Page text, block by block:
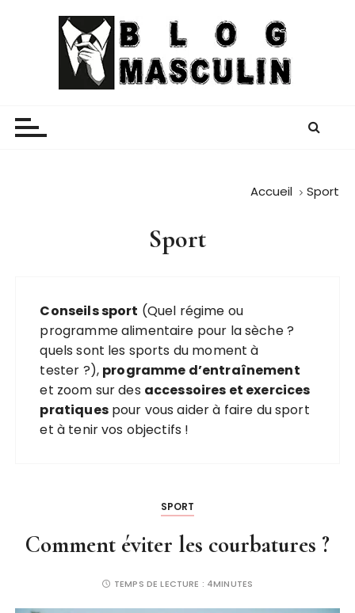
Accueil Sport
Sport
Conseils sport (Quel régime ou
programme alimentaire pour la sèche ?
quels sont les sports du moment à
tester ?), programme d’entraînement
et zoom sur des accessoires et exercices
pratiquespour vous aider à faire du sport
et à tenir vos objectifs !
SPORT
Comment éviter les courbatures ?
TEMPS DE LECTURE : 4MINUTES